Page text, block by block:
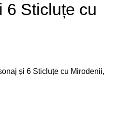
6 Sticluțe cu
și 6 Sticluțe cu Mirodenii,